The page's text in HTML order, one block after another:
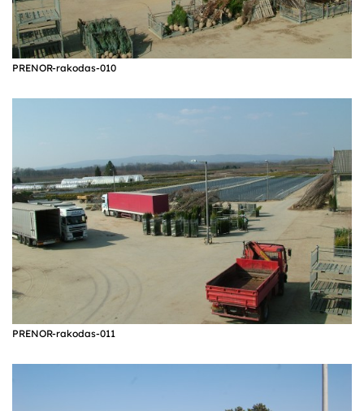
PRENOR-rakodas-010
PRENOR-rakodas-011